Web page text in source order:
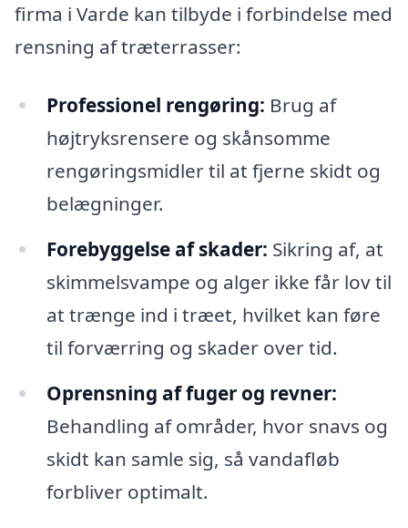
firma i Varde kan tilbyde i forbindelse med
rensning af træterrasser:
Professionel rengøring: Brug af
højtryksrensere og skånsomme
rengøringsmidler til at fjerne skidt og
belægninger.
Forebyggelse af skader: Sikring af, at
skimmelsvampe og alger ikke får lov til
at trænge ind i træet, hvilket kan føre
til forværring og skader over tid.
Oprensning af fuger og revner:
Behandling af områder, hvor snavs og
skidt kan samle sig, så vandafløb
forbliver optimalt.